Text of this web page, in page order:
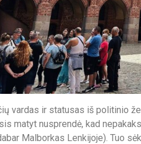
vardas ir statusas iš politinio
matyt nusprendė, kad
Malborkas Lenkijoje). Tuo